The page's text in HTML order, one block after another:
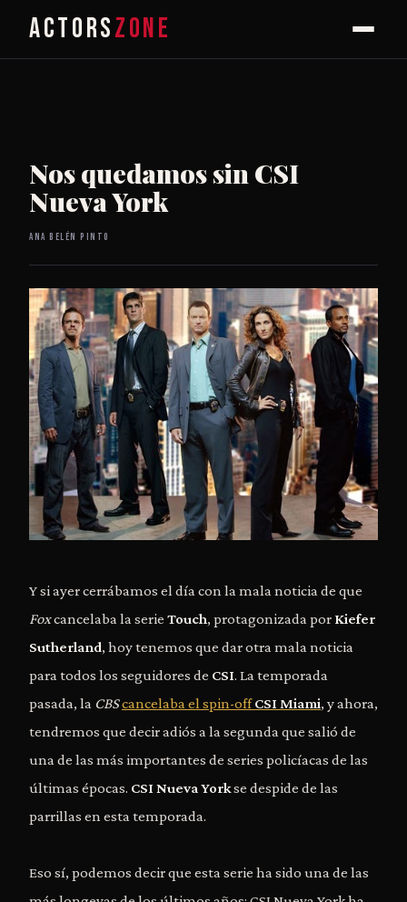
ACTORSZONE
Nos quedamos sin CSI
Nueva York
Ana Belén Pinto
Y si ayer cerrábamos el día con la mala noticia de que
Foxcancelaba la serie Touch, protagonizada por Kiefer
Sutherland, hoy tenemos que dar otra mala noticia
para todos los seguidores de CSI. La temporada
pasada, la CBScancelaba el spin-offCSI Miami, y ahora,
tendremos que decir adiós a la segunda que salió de
una de las más importantes de series policíacas de las
últimas épocas. CSI Nueva Yorkse despide de las
parrillas en esta temporada.
Eso sí, podemos decir que esta serie ha sido una de las